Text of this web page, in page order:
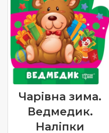
Чарівна зима.
Ведмедик.
Наліпки